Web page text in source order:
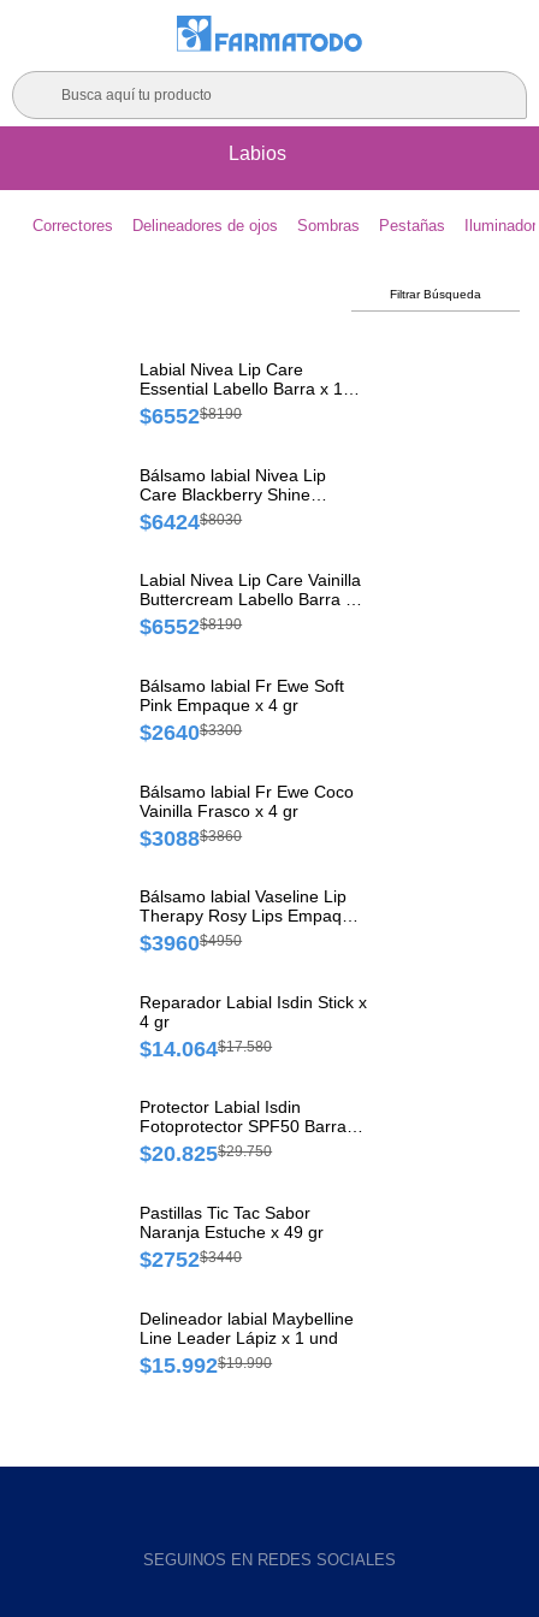
Busca aquí tu producto
Labios
Correctores Delineadores de ojos Sombras Pestañas
Filtrar Búsqueda
Labial Nivea Lip Care
Essential Labello Barra x 1
und
$6552$8190
Bálsamo labial Nivea Lip
Care Blackberry Shine
(Labello) Empaque x 1 und
$6424$8030
Labial Nivea Lip Care Vainilla
Buttercream Labello Barra x
1 und
$6552$8190
Bálsamo labial Fr Ewe Soft
Pink Empaque x 4 gr
$2640$3300
Bálsamo labial Fr Ewe Coco
Vainilla Frasco x 4 gr
$3088$3860
Bálsamo labial Vaseline Lip
Therapy Rosy Lips Empaque
x 4.8 gr
$3960$4950
Reparador Labial Isdin Stick x
4 gr
$14.064$17.580
Protector Labial Isdin
Fotoprotector SPF50 Barra x
4 gr
$20.825$29.750
Pastillas Tic Tac Sabor
Naranja Estuche x 49 gr
$2752$3440
Delineador labial Maybelline
Line Leader Lápiz x 1 und
$15.992$19.990
SEGUINOS EN REDES SOCIALES